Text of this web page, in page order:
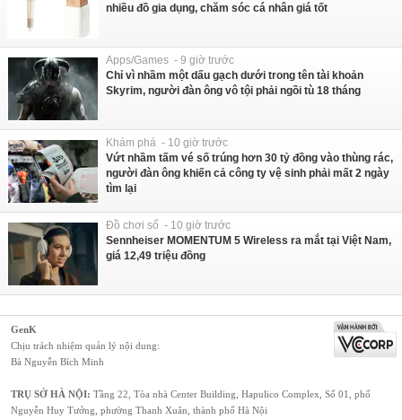
nhiều đồ gia dụng, chăm sóc cá nhân giá tốt
Apps/Games - 9 giờ trước
Chỉ vì nhầm một dấu gạch dưới trong tên tài khoản
Skyrim, người đàn ông vô tội phải ngồi tù 18 tháng
Khám phá - 10 giờ trước
Vứt nhầm tấm vé số trúng hơn 30 tỷ đồng vào thùng rác,
người đàn ông khiến cả công ty vệ sinh phải mất 2 ngày
tìm lại
Đồ chơi số - 10 giờ trước
Sennheiser MOMENTUM 5 Wireless ra mắt tại Việt Nam,
giá 12,49 triệu đồng
GenK
Chịu trách nhiệm quản lý nội dung:
Bà Nguyễn Bích Minh
TRỤ SỞ HÀ NỘI: Tầng 22, Tòa nhà Center Building, Hapulico Complex, Số 01, phố
Nguyễn Huy Tưởng, phường Thanh Xuân, thành phố Hà Nội